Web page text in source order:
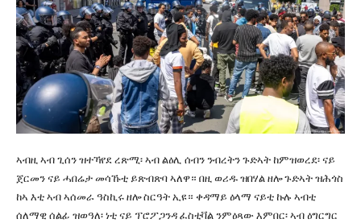
ኣብዚ ኣብ ጊሰን ዝተኻየደ ረጽሚ፡ ኣብ ልዕሊ ሰብን ንብረትን ጉድኣት ከምዝወረደ፡ ናይ
ጀርመን ናይ ሓበሬታ መሳኹቲ ይጽብጽባ ኣለዋ። በዚ ወሪዱ ዝበሃል ዘሎ ጉድኣት ዝሕጎስ
ከኣ እቲ ኣብ ኣሰመራ ዓስኪሩ ዘሎ ስርዓት ኢዩ። ቀዳማይ ዕላማ ናይቲ ኩሉ ኣብቲ
ሰለማዊ ሰልፊ ዝወዓለ፡ ነቲ ናይ ፕሮፖጋንዳ ፈስቲቫል ንምዕጻው እምበር፡ ኣብ ዕግርግር